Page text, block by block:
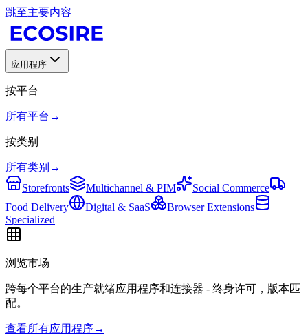
跳至主要内容
应用程序
按平台
所有平台 →
按类别
所有类别 →
Storefronts
Multichannel & PIM
Social Commerce
Food Delivery
Digital & SaaS
Browser Extensions
Specialized
浏览市场
跨每个平台的生产就绪应用程序和连接器 - 终身许可，版本匹
配。
查看所有应用程序→